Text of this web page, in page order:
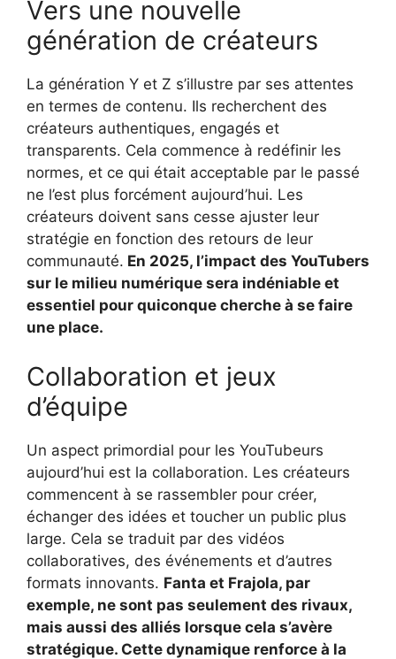
Vers une nouvelle
génération de créateurs
La génération Y et Z s’illustre par ses attentes
en termes de contenu. Ils recherchent des
créateurs authentiques, engagés et
transparents. Cela commence à redéfinir les
normes, et ce qui était acceptable par le passé
ne l’est plus forcément aujourd’hui. Les
créateurs doivent sans cesse ajuster leur
stratégie en fonction des retours de leur
communauté. En 2025, l’impact des YouTubers
sur le milieu numérique sera indéniable et
essentiel pour quiconque cherche à se faire
une place.
Collaboration et jeux
d’équipe
Un aspect primordial pour les YouTubeurs
aujourd’hui est la collaboration. Les créateurs
commencent à se rassembler pour créer,
échanger des idées et toucher un public plus
large. Cela se traduit par des vidéos
collaboratives, des événements et d’autres
formats innovants. Fanta et Frajola, par
exemple, ne sont pas seulement des rivaux,
mais aussi des alliés lorsque cela s’avère
stratégique. Cette dynamique renforce à la